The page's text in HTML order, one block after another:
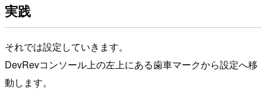
実践
それでは設定していきます。
DevRevコンソール上の左上にある歯車マークから設定へ移
動します。